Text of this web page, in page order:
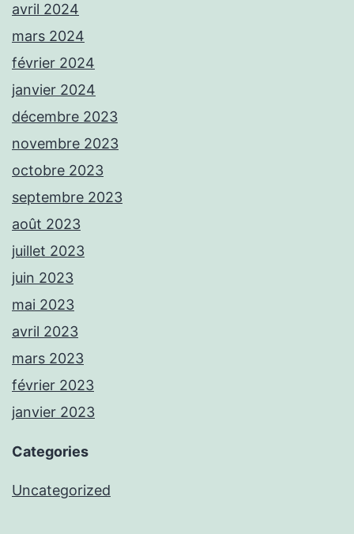
avril 2024
mars 2024
février 2024
janvier 2024
décembre 2023
novembre 2023
octobre 2023
septembre 2023
août 2023
juillet 2023
juin 2023
mai 2023
avril 2023
mars 2023
février 2023
janvier 2023
Categories
Uncategorized